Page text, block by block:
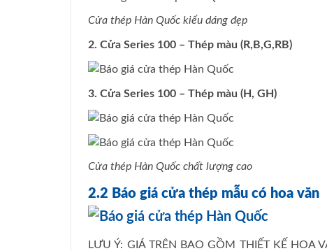
Cửa thép Hàn Quốc kiểu dáng đẹp
2. Cửa Series 100 – Thép màu (R,B,G,RB)
3. Cửa Series 100 – Thép màu (H, GH)
Cửa thép Hàn Quốc chất lượng cao
2.2 Báo giá cửa thép mẫu có hoa văn
LƯU Ý: GIÁ TRÊN BAO GỒM THIẾT KẾ HOA